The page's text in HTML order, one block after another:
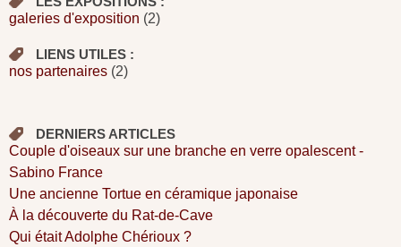
galeries d'exposition (2)
LIENS UTILES :
nos partenaires (2)
DERNIERS ARTICLES
Couple d'oiseaux sur une branche en verre opalescent -
Sabino France
Une ancienne Tortue en céramique japonaise
À la découverte du Rat-de-Cave
Qui était Adolphe Chérioux ?